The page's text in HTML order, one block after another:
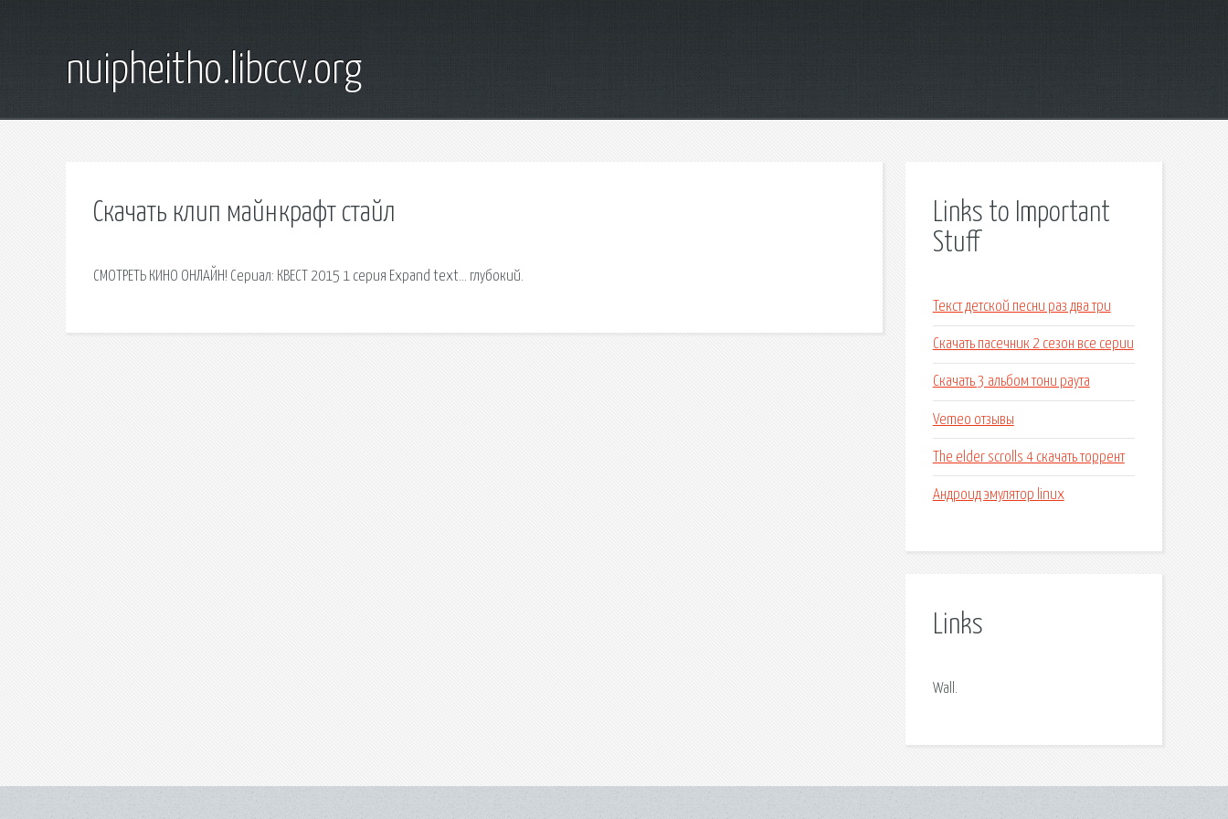
nuipheitho.libccv.org
Скачать клип майнкрафт стайл
СМОТРЕТЬ КИНО ОНЛАЙН! Сериал: КВЕСТ 2015 1 серия Expand text… глубокий.
Links to Important
Stuff
Текст детской песни раз два три
Скачать пасечник 2 сезон все серии
Скачать 3 альбом тони раута
Vemeo отзывы
The elder scrolls 4 скачать торрент
Андроид эмулятор linux
Links
Wall.